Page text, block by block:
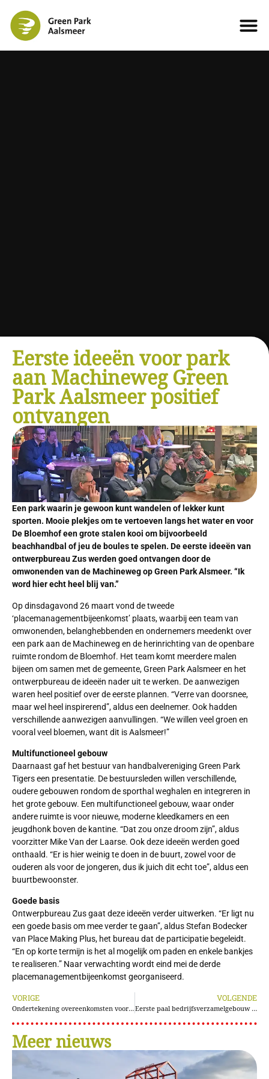
Eerste ideeën voor park
aan Machineweg Green
Park Aalsmeer positief
ontvangen
Een park waarin je gewoon kunt wandelen of lekker kunt
sporten. Mooie plekjes om te vertoeven langs het water en voor
De Bloemhof een grote stalen kooi om bijvoorbeeld
beachhandbal of jeu de boules te spelen. De eerste ideeën van
ontwerpbureau Zus werden goed ontvangen door de
omwonenden van de Machineweg op Green Park Alsmeer. “Ik
word hier echt heel blij van.”
Op dinsdagavond 26 maart vond de tweede
‘placemanagementbijeenkomst’ plaats, waarbij een team van
omwonenden, belanghebbenden en ondernemers meedenkt over
een park aan de Machineweg en de herinrichting van de openbare
ruimte rondom de Bloemhof. Het team komt meerdere malen
bijeen om samen met de gemeente, Green Park Aalsmeer en het
ontwerpbureau de ideeën nader uit te werken. De aanwezigen
waren heel positief over de eerste plannen. “Verre van doorsnee,
maar wel heel inspirerend”, aldus een deelnemer. Ook hadden
verschillende aanwezigen aanvullingen. “We willen veel groen en
vooral veel bloemen, want dit is Aalsmeer!”
Multifunctioneel gebouw
Daarnaast gaf het bestuur van handbalvereniging Green Park
Tigers een presentatie. De bestuursleden willen verschillende,
oudere gebouwen rondom de sporthal weghalen en integreren in
het grote gebouw. Een multifunctioneel gebouw, waar onder
andere ruimte is voor nieuwe, moderne kleedkamers en een
jeugdhonk boven de kantine. “Dat zou onze droom zijn”, aldus
voorzitter Mike Van der Laarse. Ook deze ideeën werden goed
onthaald. “Er is hier weinig te doen in de buurt, zowel voor de
ouderen als voor de jongeren, dus ik juich dit echt toe”, aldus een
buurtbewoonster.
Goede basis
Ontwerpbureau Zus gaat deze ideeën verder uitwerken. “Er ligt nu
een goede basis om mee verder te gaan”, aldus Stefan Bodecker
van Place Making Plus, het bureau dat de participatie begeleidt.
“En op korte termijn is het al mogelijk om paden en enkele bankjes
te realiseren.” Naar verwachting wordt eind mei de derde
placemanagementbijeenkomst georganiseerd.
VORIGE
Ondertekening overeenkomsten voor een bereikbaar Aalsmeer
VOLGENDE
Eerste paal bedrijfsverzamelgebouw Van der Meulen op Green Park Aalsmeer
Meer nieuws